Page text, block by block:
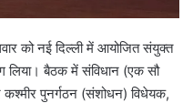
को नई दिल्ली में आयोजित संयुक्त
बैठक में संविधान (एक सौ
पुनर्गठन (संशोधन) विधेयक,